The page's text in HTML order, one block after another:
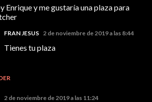
Enrique y me gustaría una plaza para
FRAN JESUS 2 de noviembre de 2019 a las 8:44
Tienes tu plaza
2 de noviembre de 2019 a las 11:24